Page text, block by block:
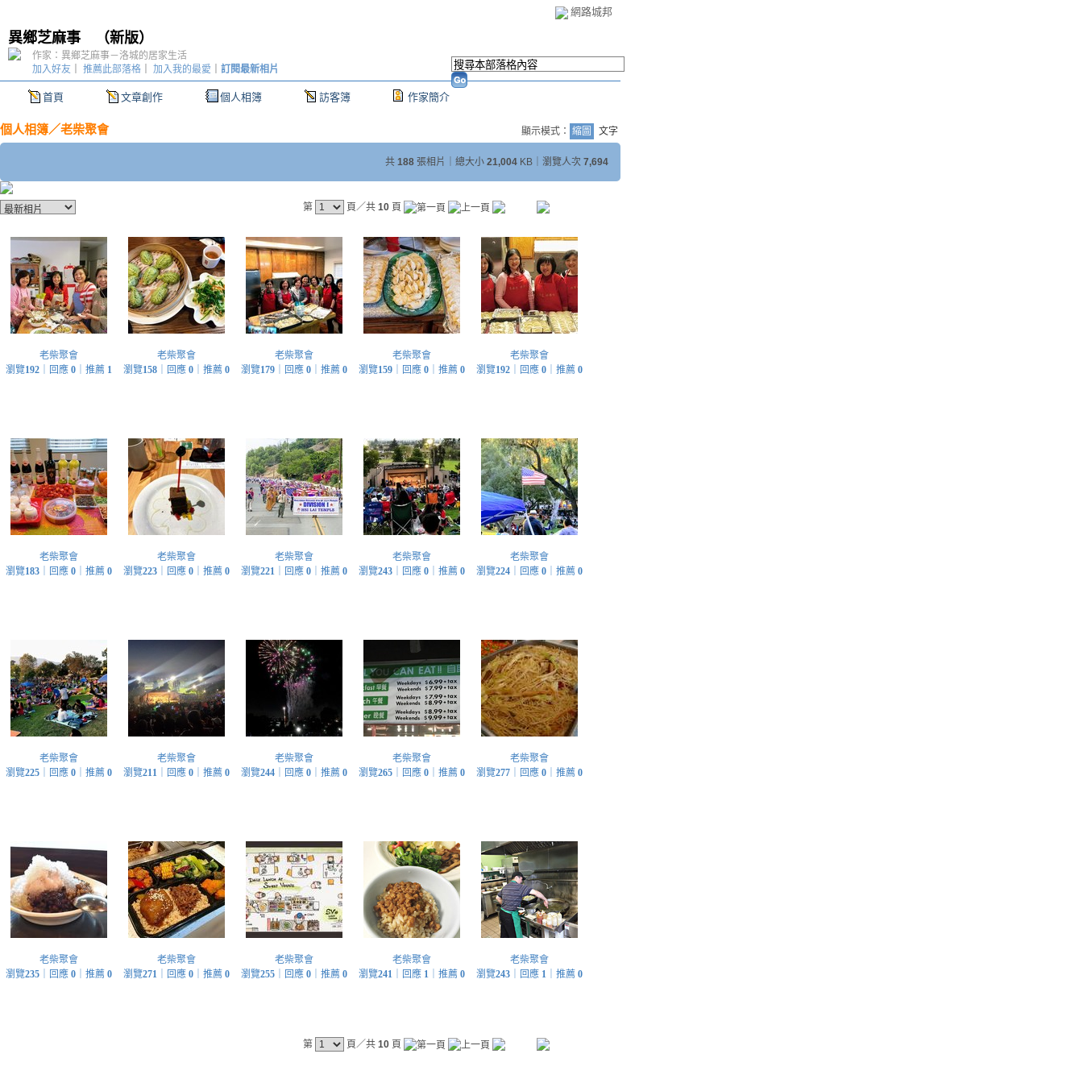
網路城邦
異鄉芝麻事 （新版）
首頁 文章創作 個人相簿 訪客簿 作家簡介
加入好友 推薦此部落格 加入我的最愛 訂閱最新相片
作家：異鄉芝麻事－洛城的居家生活
個人相簿／老柴聚會 顯示模式： 縮圖 文字
共 188 張相片｜總大小 21,004 KB｜瀏覽人次 7,694
第 頁／共 10 頁
老柴聚會
瀏覽192 ｜回應 0 ｜推薦 1
老柴聚會
瀏覽158 ｜回應 0 ｜推薦 0
老柴聚會
瀏覽179 ｜回應 0 ｜推薦 0
老柴聚會
瀏覽159 ｜回應 0 ｜推薦 0
老柴聚會
瀏覽192 ｜回應 0 ｜推薦 0
老柴聚會
瀏覽183 ｜回應 0 ｜推薦 0
老柴聚會
瀏覽223 ｜回應 0 ｜推薦 0
老柴聚會
瀏覽221 ｜回應 0 ｜推薦 0
老柴聚會
瀏覽243 ｜回應 0 ｜推薦 0
老柴聚會
瀏覽224 ｜回應 0 ｜推薦 0
老柴聚會
瀏覽225 ｜回應 0 ｜推薦 0
老柴聚會
瀏覽211 ｜回應 0 ｜推薦 0
老柴聚會
瀏覽244 ｜回應 0 ｜推薦 0
老柴聚會
瀏覽265 ｜回應 0 ｜推薦 0
老柴聚會
瀏覽277 ｜回應 0 ｜推薦 0
老柴聚會
瀏覽235 ｜回應 0 ｜推薦 0
老柴聚會
瀏覽271 ｜回應 0 ｜推薦 0
老柴聚會
瀏覽255 ｜回應 0 ｜推薦 0
老柴聚會
瀏覽241 ｜回應 1 ｜推薦 0
老柴聚會
瀏覽243 ｜回應 1 ｜推薦 0
第 頁／共 10 頁